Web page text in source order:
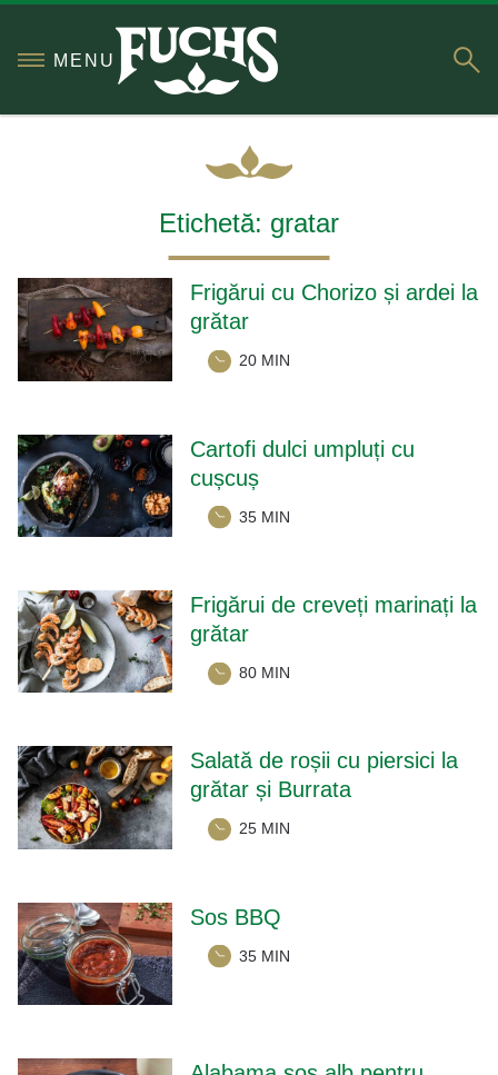
MENU
Etichetă: gratar
Frigărui cu Chorizo și ardei la
grătar
20 MIN
Cartofi dulci umpluți cu
cușcuș
35 MIN
Frigărui de creveți marinați la
grătar
80 MIN
Salată de roșii cu piersici la
grătar și Burrata
25 MIN
Sos BBQ
35 MIN